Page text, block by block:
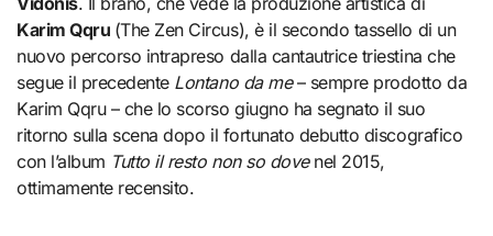
Karim Qqru (The Zen Circus), è il secondo tassello di un
nuovo percorso intrapreso dalla cantautrice triestina che
segue il precedente Lontano da me– sempre prodotto da
Karim Qqru – che lo scorso giugno ha segnato il suo
ritorno sulla scena dopo il fortunato debutto discografico
con l’album Tutto il resto non so dovenel 2015,
ottimamente recensito.